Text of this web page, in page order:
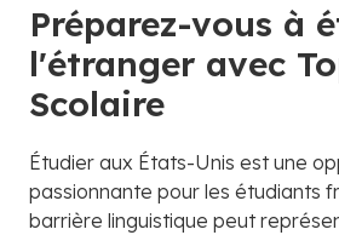
Préparez-vous à
l'étranger avec
Scolaire
Étudier aux États-Unis est une
passionnante pour les étudiants
barrière linguistique peut